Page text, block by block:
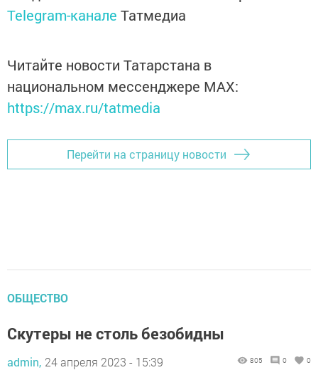
Telegram-канале Татмедиа
Читайте новости Татарстана в
национальном мессенджере MАХ:
https://max.ru/tatmedia
Перейти на страницу новости
ОБЩЕСТВО
Скутеры не столь безобидны
admin, 24 апреля 2023 - 15:39 805 0 0